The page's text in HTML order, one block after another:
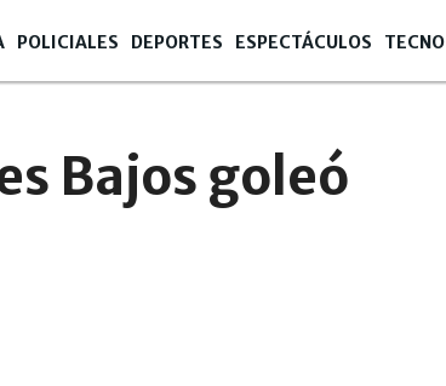
POLICIALES DEPORTES ESPECTÁCULOS TECNO
Bajos goleó